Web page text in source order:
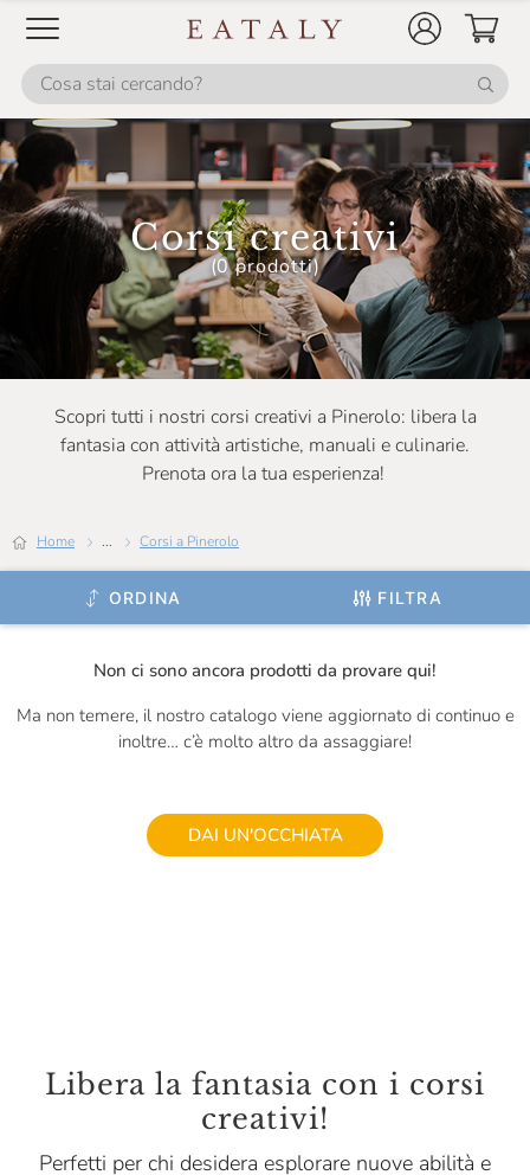
Corsi creativi
(0 prodotti)
Scopri tutti i nostri corsi creativi a Pinerolo: libera la
fantasia con attività artistiche, manuali e culinarie.
Prenota ora la tua esperienza!
Home ... Corsi a Pinerolo
ORDINA FILTRA
Non ci sono ancora prodotti da provare qui!
Ma non temere, il nostro catalogo viene aggiornato di continuo e
inoltre… c’è molto altro da assaggiare!
DAI UN'OCCHIATA
Libera la fantasia con i corsi
creativi!
Perfetti per chi desidera esplorare nuove abilità e